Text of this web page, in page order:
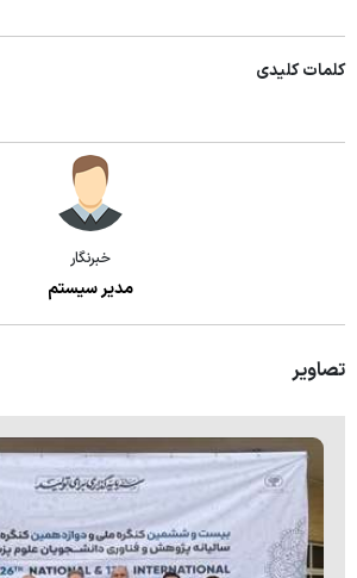
کلمات کلیدی
خبرنگار
مدیر سیستم
تصاویر